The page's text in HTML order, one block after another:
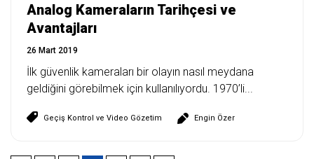
Analog Kameraların Tarihçesi ve
Avantajları
26 Mart 2019
İlk güvenlik kameraları bir olayın nasıl meydana
geldiğini görebilmek için kullanılıyordu. 1970’li...
Geçiş Kontrol ve Video Gözetim Engin Özer